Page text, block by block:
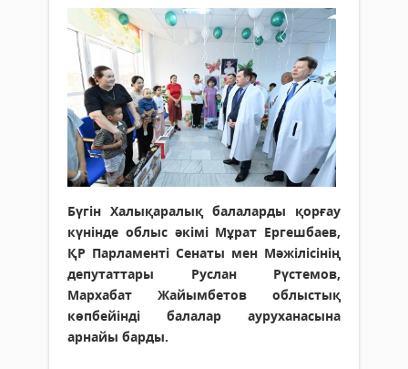
Бүгін Халықаралық балаларды қорғау
күнінде облыс әкімі Мұрат Ергешбаев,
ҚР Парламенті Сенаты мен Мәжілісінің
депутаттары Руслан Рүстемов,
Мархабат Жайымбетов облыстық
көпбейінді балалар ауруханасына
арнайы барды.